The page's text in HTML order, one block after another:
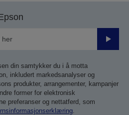
Send
din samtykker du i å motta
inkludert markedsanalyser og
produkter, arrangementer, kampanjer
former for elektronisk
preferanser og nettatferd, som